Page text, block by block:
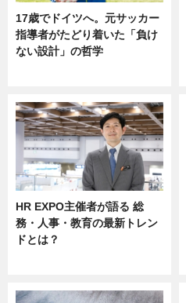
17歳でドイツへ。元サッカー
指導者がたどり着いた「負け
ない設計」の哲学
HR EXPO主催者が語る 総
務・人事・教育の最新トレン
ドとは？